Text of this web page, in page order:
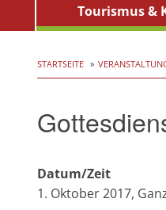
Tourismus &
STARTSEITE
Datum/Zeit
1. Oktober 2017,